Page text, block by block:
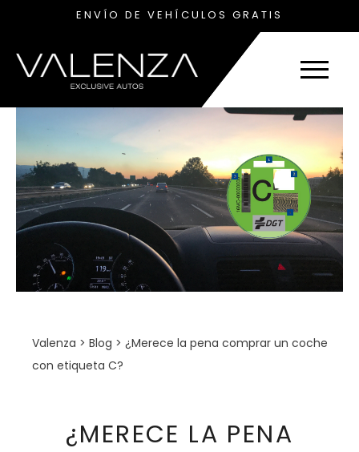
ENVÍO DE VEHÍCULOS GRATIS
Valenza > Blog > ¿Merece la pena comprar un coche
con etiqueta C?
¿MERECE LA PENA